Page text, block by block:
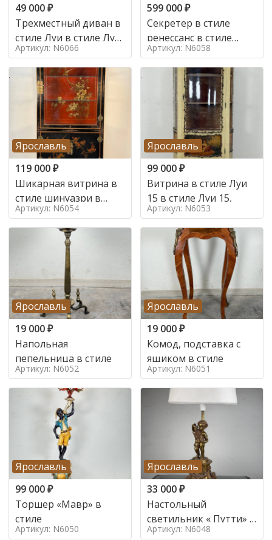
49 000₽
Трехместный диван в
стиле Луи в стиле Луи
16,
Артикул: N6066
599 000₽
Секретер в стиле
ренессанс в стиле
ренессанс, 19 век
Артикул: N6058
Ярославль
119 000₽
Шикарная витрина в
стиле шинуазри в
стиле шинуазри,
Артикул: N6054
Ярославль
99 000₽
Витрина в стиле Луи
15 в стиле Луи 15,
Артикул: N6053
Ярославль
19 000₽
Напольная
пепельница в стиле
Артикул: N6052
Ярославль
19 000₽
Комод, подставка с
ящиком в стиле
Артикул: N6051
Ярославль
99 000₽
Торшер «Мавр» в
стиле
Артикул: N6050
Ярославль
33 000₽
Настольный
светильник « Путти» в
стиле
Артикул: N6048